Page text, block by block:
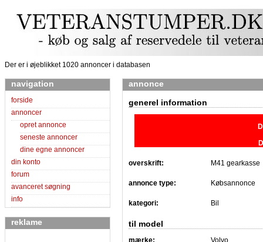
Der er i øjeblikket 1020 annoncer i databasen
navigation
forside
annoncer
opret annonce
seneste annoncer
dine egne annoncer
din konto
forum
avanceret søgning
info
reklame
annonce
generel information
overskrift: M41 gearkasse
annonce type: Købsannonce
kategori: Bil
til model
mærke: Volvo